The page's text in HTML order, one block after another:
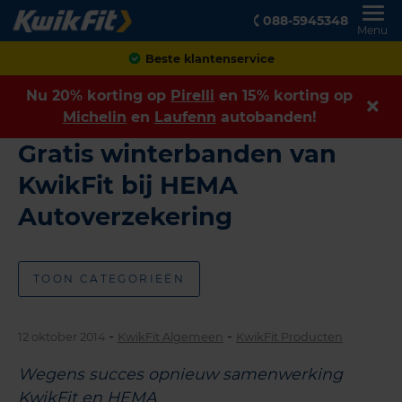
088-5945348
Menu
Beste klantenservice
Nu 20% korting op Pirelli en 15% korting op
Michelin en Laufenn autobanden!
Gratis winterbanden van
KwikFit bij HEMA
Autoverzekering
TOON CATEGORIEËN
12 oktober 2014 - KwikFit Algemeen - KwikFit Producten
Wegens succes opnieuw samenwerking
KwikFit en HEMA